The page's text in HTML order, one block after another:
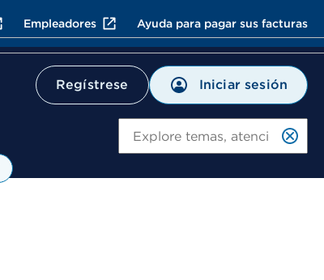
Empleadores Ayuda para pagar sus facturas
Regístrese Iniciar sesión